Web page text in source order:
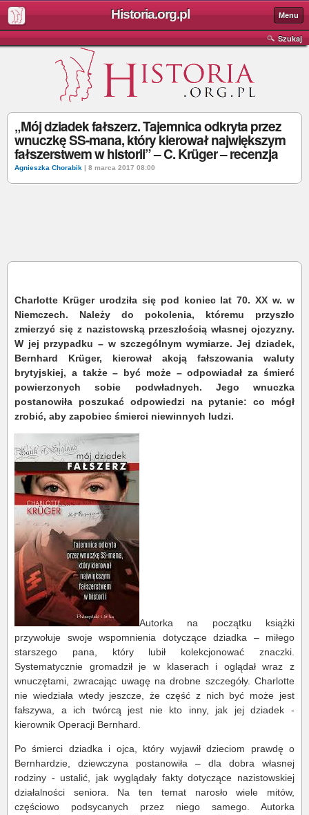
Historia.org.pl Menu
Szukaj
„Mój dziadek fałszerz. Tajemnica odkryta przez
wnuczkę SS-mana, który kierował największym
fałszerstwem w historii” – C. Krüger – recenzja
Agnieszka Chorabik | 8 marca 2017 08:00
Charlotte Krügerurodziła się pod koniec lat 70. XX w. w
Niemczech. Należy do pokolenia, któremu przyszło
zmierzyć się z nazistowską przeszłością własnej ojczyzny.
W jej przypadku – w szczególnym wymiarze. Jej dziadek,
Bernhard Krüger, kierował akcją fałszowania waluty
brytyjskiej, a także – być może – odpowiadał za śmierć
powierzonych sobie podwładnych. Jego wnuczka
postanowiła poszukać odpowiedzi na pytanie: co mógł
zrobić, aby zapobiec śmierci niewinnych ludzi.
Autorka na początku książki
przywołuje swoje wspomnienia dotyczące dziadka – miłego
starszego pana, który lubił kolekcjonować znaczki.
Systematycznie gromadził je w klaserach i oglądał wraz z
wnuczętami, zwracając uwagę na drobne szczegóły. Charlotte
nie wiedziała wtedy jeszcze, że część z nich być może jest
fałszywa, a ich twórcą jest nie kto inny, jak jej dziadek -
kierownik Operacji Bernhard.
Po śmierci dziadka i ojca, który wyjawił dzieciom prawdę o
Bernhardzie, dziewczyna postanowiła – dla dobra własnej
rodziny - ustalić, jak wyglądały fakty dotyczące nazistowskiej
działalności seniora. Na ten temat narosło wiele mitów,
częściowo podsycanych przez niego samego. Autorka